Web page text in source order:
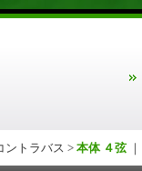
ントラバス > 本体 ４弦｜